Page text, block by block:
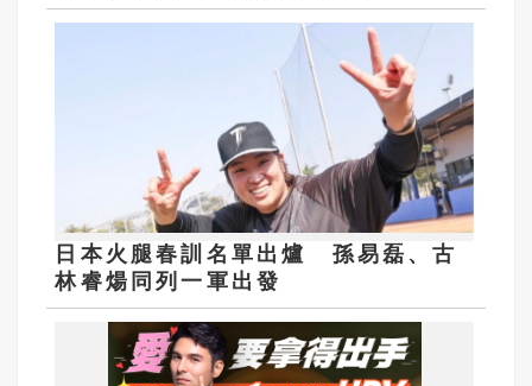
日本火腿春訓名單出爐 孫易磊、古
林睿煬同列一軍出發